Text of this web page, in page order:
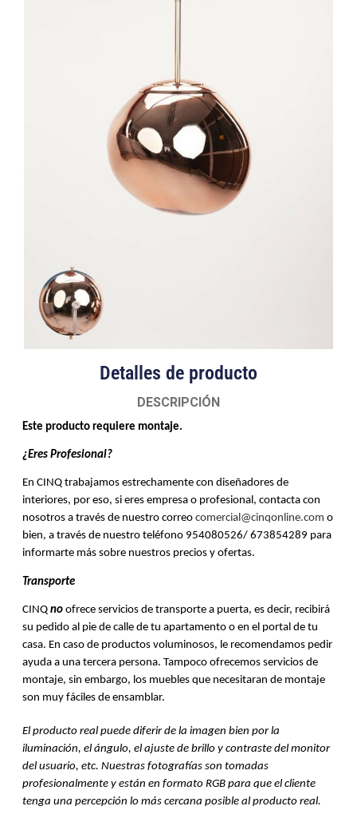
Detalles de producto
DESCRIPCIÓN
Este producto requiere montaje.
¿Eres Profesional?
En CINQ trabajamos estrechamente con diseñadores de
interiores, por eso, si eres empresa o profesional, contacta con
nosotros a través de nuestro correo comercial@cinqonline.com o
bien, a través de nuestro teléfono 954080526/ 673854289 para
informarte más sobre nuestros precios y ofertas.
Transporte
CINQ no ofrece servicios de transporte a puerta, es decir, recibirá
su pedido al pie de calle de tu apartamento o en el portal de tu
casa. En caso de productos voluminosos, le recomendamos pedir
ayuda a una tercera persona. Tampoco ofrecemos servicios de
montaje, sin embargo, los muebles que necesitaran de montaje
son muy fáciles de ensamblar.
El producto real puede diferir de la imagen bien por la
iluminación, el ángulo, el ajuste de brillo y contraste del monitor
del usuario, etc. Nuestras fotografías son tomadas
profesionalmente y están en formato RGB para que el cliente
tenga una percepción lo más cercana posible al producto real.